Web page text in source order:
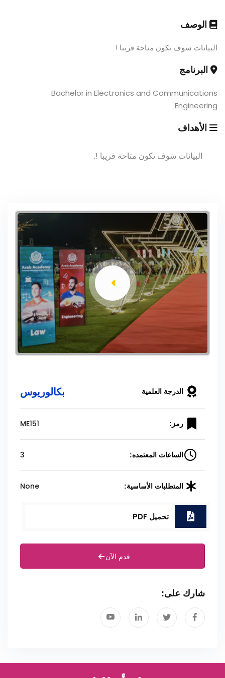
الوصف
البيانات سوف تكون متاحة قريبا !
البرنامج
Bachelor in Electronics and Communications
Engineering
الأهداف
البيانات سوف تكون متاحة قريبا !.
الدرجة العلمية بكالوريوس
رمز: ME151
الساعات المعتمده: 3
المتطلبات الأساسية: None
تحميل PDF
قدم الآن
شارك على: